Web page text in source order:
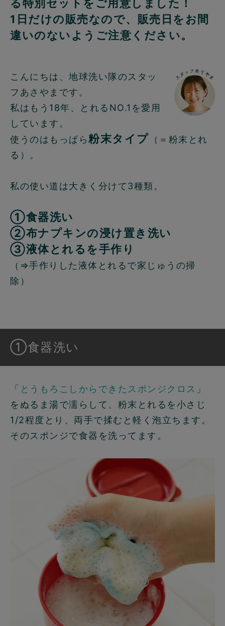
る特別セットをご用意しました！
1日だけの販売なので、販売日をお間
違いのないようご注意ください。
こんにちは、地球洗い隊のスタッ
フあさやまです。
私はもう18年、とれるNO.1を愛用
しています。
使うのはもっぱら粉末タイプ （＝粉末とれ
る）。
私の使い道は大きく分けて3種類。
①食器洗い
②布ナプキンの浸け置き洗い
③液体とれるを手作り
（⇒手作りした液体とれるで家じゅうの掃
除）
①食器洗い
「 とうもろこしからできたスポンジクロス 」
をぬるま湯で濡らして、粉末とれるを小さじ
1/2程度とり、両手で揉むと軽く泡立ちます。
そのスポンジで食器を洗ってます。